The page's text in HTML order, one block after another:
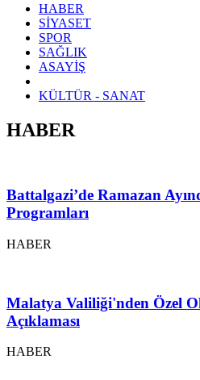
HABER
SİYASET
SPOR
SAĞLIK
ASAYİŞ
KÜLTÜR - SANAT
HABER
Battalgazi’de Ramazan
Programları
HABER
Malatya Valiliği'nden Özel
Açıklaması
HABER